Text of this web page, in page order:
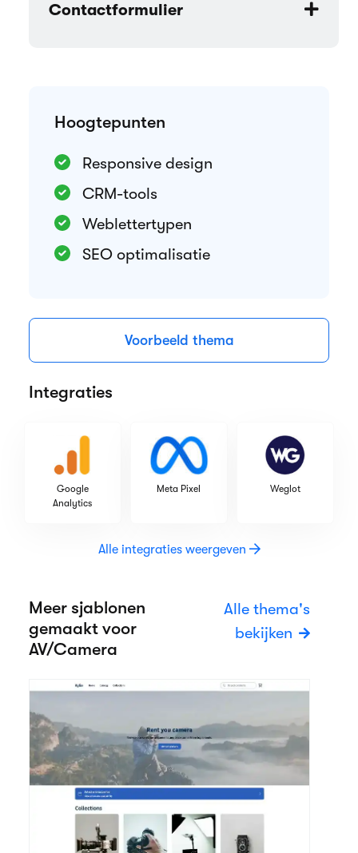
Contactformulier
Hoogtepunten
Responsive design
CRM-tools
Weblettertypen
SEO optimalisatie
Voorbeeld thema
Integraties
Google
Analytics
Meta Pixel Weglot
Alle integraties weergeven
Meer sjablonen
gemaakt voor
AV/Camera
Alle thema's
bekijken